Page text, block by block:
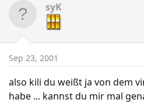
e
d
t
a
r
r
t
d
a
t
e
syK
Sep 23, 2001
also kili du weißt ja von dem
habe ... kannst du mir mal